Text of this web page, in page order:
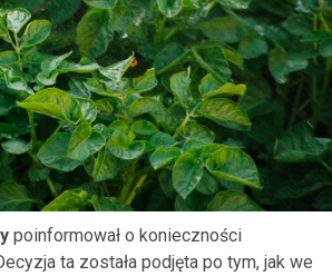
poinformował o konieczności
ta została podjęta po tym, jak we